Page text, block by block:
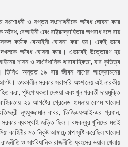
সংশোধনী ও সপ্তম সংশোধনীকে অবৈধ ঘোষনা করে
অবৈধ, বেআইনী এবং রাষ্ট্রদ্রোহিতার অপরাধ বলে রায়
কর্মকে বেআইনী ঘোষনা করা হয়। একই ভাবে
দখলকে অবৈধ ঘোষনা করে। এভাবেই উত্তোরণ হয়
শাসন ও সাংবিধানিক ধারাবাহিকতা, যার কৃতিত্ব
তিনিও অন্তত ১৯ বার জীবন নাশের আক্রোমনের
তৎকালীন সরকার সরাসরি অংশ নেয় এই নারকীয়
করা, পৃষ্টপোষকতা দেওয়া এবং খুন পরবর্তী দায়মুক্তি
২১ আগষ্টের গ্রেনেড হামলায় বেগম খালেদা
লুৎফুজ্জামান বাবর, ডিজিএফআই-এর প্রধান,
ব্যবস্থাই জড়িত ছিল। বঙ্গবন্ধুর খুনিদের মতই
কাহিনীর মত নিকৃষ্ট আষাঢ়ে গল্প সৃষ্টি করেছিল খালেদা
ও সাংবিধানিক রাজনীতি ধ্বংসের ভয়াল খেলায়